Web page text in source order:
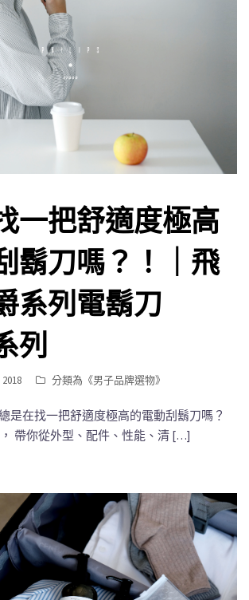
一把舒適度極高
鬍刀嗎？！｜飛
系列電鬍刀
列
分類為《男子品牌選物》
是在找一把舒適度極高的電動刮鬍刀嗎？
帶你從外型、配件、性能、清 […]